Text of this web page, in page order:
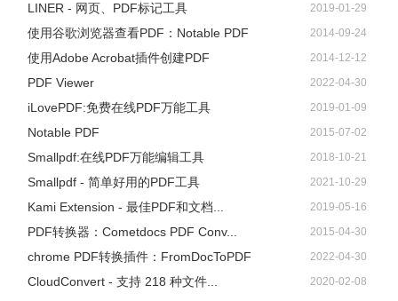
LINER - 网页、PDF标记工具 2019-01-29
使用谷歌浏览器查看PDF：Notable PDF 2014-09-24
使用Adobe Acrobat插件创建PDF 2014-12-12
PDF Viewer 2022-04-30
iLovePDF:免费在线PDF万能工具 2019-01-09
Notable PDF 2015-07-02
Smallpdf:在线PDF万能编辑工具 2018-10-21
Smallpdf - 简单好用的PDF工具 2021-10-29
Kami Extension - 最佳PDF和文档... 2019-05-16
PDF转换器：Cometdocs PDF Conv... 2015-04-30
chrome PDF转换插件：FromDocToPDF 2022-04-30
CloudConvert - 支持 218 种文件... 2020-02-08